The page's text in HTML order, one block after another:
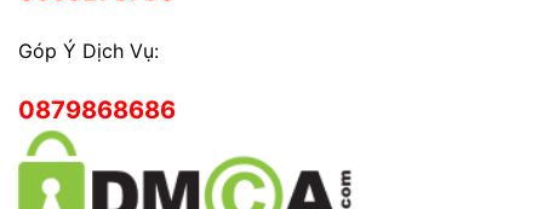
Góp Ý Dịch Vụ:
0879868686